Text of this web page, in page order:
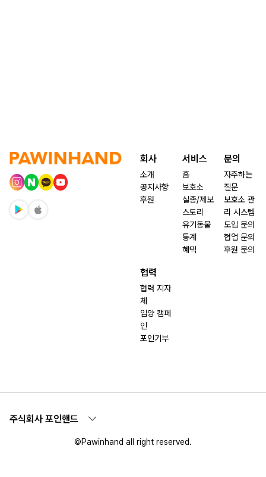
회사
소개
공지사항
후원
서비스
홈
보호소
실종/제보
스토리
유기동물
통계
혜택
문의
자주하는
질문
보호소 관
리 시스템
도입 문의
협업 문의
후원 문의
협력
협력 지자
체
입양 캠페
인
포인기부
주식회사 포인핸드
©Pawinhand all right reserved.